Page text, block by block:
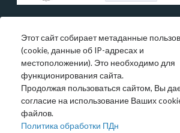
* Цены, указанные на сайте, носят
информативный характер и могут быть в
изменены.
Окончательную информация необходимо
администратора в регистратуре или по
+7 (343) 355-56-57.
© 1993-2026 ООО МО «Новая больница»
Этот сайт собирает метаданные
(cookie, данные об IP-адресах и
местоположении). Это необходимо для
функционирования сайта.
Продолжая пользоваться сайтом, Вы
согласие на использование Ваших
файлов.
Политика обработки ПДн